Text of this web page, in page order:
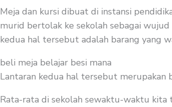
Meja dan kursi dibuat di instansi
murid bertolak ke sekolah sebagai
kedua hal tersebut adalah barang yang
beli meja belajar besi mana
Lantaran kedua hal tersebut merupakan
Rata-rata di sekolah sewaktu-waktu kita